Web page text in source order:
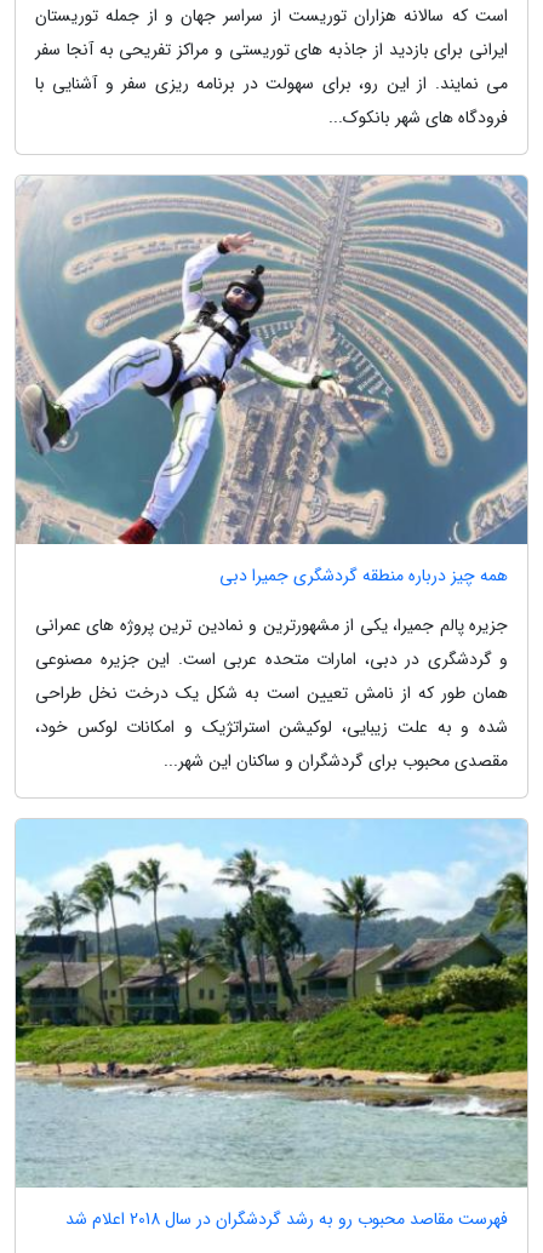
است که سالانه هزاران توریست از سراسر جهان و از جمله توریستان
ایرانی برای بازدید از جاذبه های توریستی و مراکز تفریحی به آنجا سفر
می نمایند. از این رو، برای سهولت در برنامه ریزی سفر و آشنایی با
فرودگاه های شهر بانکوک...
همه چیز درباره منطقه گردشگری جمیرا دبی
جزیره پالم جمیرا، یکی از مشهورترین و نمادین ترین پروژه های عمرانی
و گردشگری در دبی، امارات متحده عربی است. این جزیره مصنوعی
همان طور که از نامش تعیین است به شکل یک درخت نخل طراحی
شده و به علت زیبایی، لوکیشن استراتژیک و امکانات لوکس خود،
مقصدی محبوب برای گردشگران و ساکنان این شهر...
فهرست مقاصد محبوب رو به رشد گردشگران در سال 2018 اعلام شد